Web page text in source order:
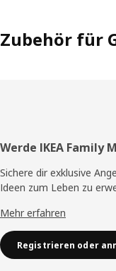
Zubehör für
Fusszeile
Werde IKEA Family
Sichere dir exklusive
Ideen zum Leben zu
Mehr erfahren
Registrieren oder